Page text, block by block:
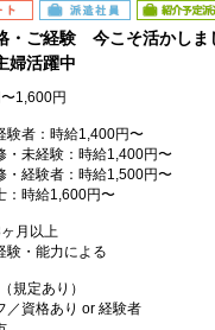
派遣社員 紹介予定派遣
・ご経験 今こそ活かし
婦活躍中
1,600円
者：時給1,400円〜
未経験：時給1,400円〜
経験者：時給1,500円〜
時給1,600円〜
月以上
・能力による
規定あり）
／資格あり or 経験者